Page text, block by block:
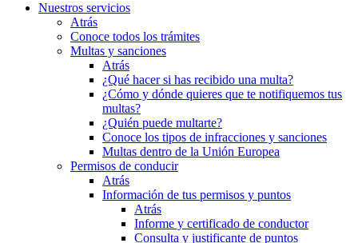
Nuestros servicios
Atrás
Conoce todos los trámites
Multas y sanciones
Atrás
¿Qué hacer si has recibido una multa?
¿Cómo y dónde quieres que te notifiquemos tus
multas?
¿Quién puede multarte?
Conoce los tipos de infracciones y sanciones
Multas dentro de la Unión Europea
Permisos de conducir
Atrás
Información de tus permisos y puntos
Atrás
Informe y certificado de conductor
Consulta y justificante de puntos